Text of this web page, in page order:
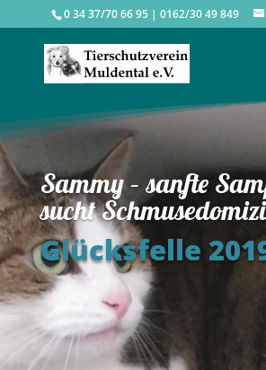
0 34 37/70 66 95 | 0162/30 49 849
Sammy – sanfte
sucht
Glücksfelle